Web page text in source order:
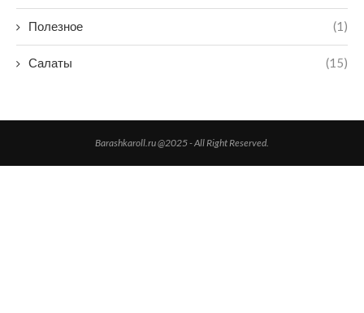
Полезное (1)
Салаты (15)
Barashkaroll.ru @2025 - All Right Reserved.